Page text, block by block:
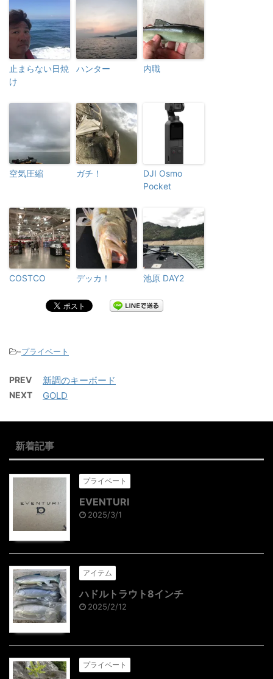
止まらない日焼
け
ハンター 内職
空気圧縮 ガチ！
DJI Osmo
Pocket
COSTCO デッカ！ 池原 DAY2
-プライベート
PREV 新調のキーボード
NEXT GOLD
新着記事
プライベート
EVENTURI
2025/3/1
アイテム
ハドルトラウト8インチ
2025/2/12
プライベート